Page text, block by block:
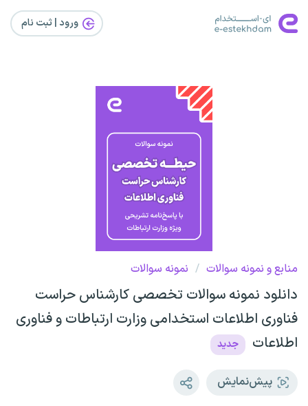
ورود | ثبت‌ نام
منابع و نمونه سوالات / نمونه سوالات
دانلود نمونه سوالات تخصصی کارشناس حراست
فناوری اطلاعات استخدامی وزارت ارتباطات و فناوری
اطلاعات
جدید
پیش‌نمایش